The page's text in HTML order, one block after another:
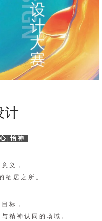
计
|怡神
义，
栖居之所。
标，
精神认同的场域。